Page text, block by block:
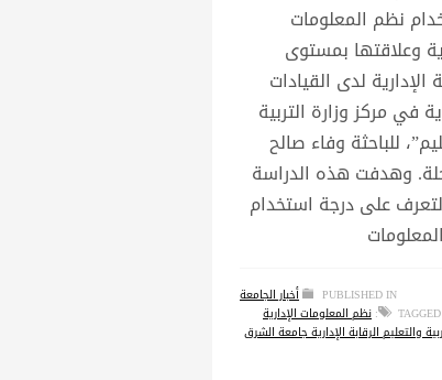
نظم المعلومات
وعلاقتها بمستوى
الإدارية لدى القيادات
في مركز وزارة التربية
للباحثة وفاء صالح
وهدفت هذه الدراسة
على درجة استخدام
PUBLISHED IN
أخبار الجامعة
نظم المعلومات الإدارية
والتعليم الرقابة الإدارية جامعة الشرق